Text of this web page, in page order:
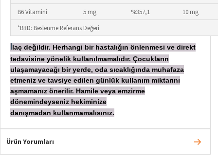
B6 Vitamini 5 mg %357,1 10 mg
*BRD: Beslenme Referans Değeri
laç değildir. Herhangi bir hastalığın önlenmesi ve direkt
tedavisine yönelik kullanılmamalıdır. Çocukların
ulaşamayacağı bir yerde, oda sıcaklığında muhafaza
etmeniz ve tavsiye edilen günlük kullanım miktarını
aşmamanız önerilir. Hamile veya emzirme
dönemindeyseniz hekiminize
danışmadan kullanmamalısınız.
Ürün Yorumları